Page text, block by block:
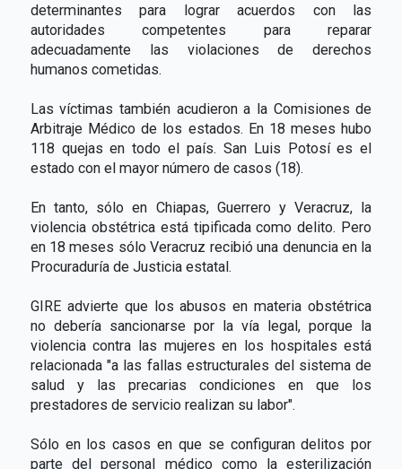
determinantes para lograr acuerdos con las
autoridades competentes para reparar
adecuadamente las violaciones de derechos
humanos cometidas.
Las víctimas también acudieron a la Comisiones de
Arbitraje Médico de los estados. En 18 meses hubo
118 quejas en todo el país. San Luis Potosí es el
estado con el mayor número de casos (18).
En tanto, sólo en Chiapas, Guerrero y Veracruz, la
violencia obstétrica está tipificada como delito. Pero
en 18 meses sólo Veracruz recibió una denuncia en la
Procuraduría de Justicia estatal.
GIRE advierte que los abusos en materia obstétrica
no debería sancionarse por la vía legal, porque la
violencia contra las mujeres en los hospitales está
relacionada "a las fallas estructurales del sistema de
salud y las precarias condiciones en que los
prestadores de servicio realizan su labor".
Sólo en los casos en que se configuran delitos por
parte del personal médico como la esterilización